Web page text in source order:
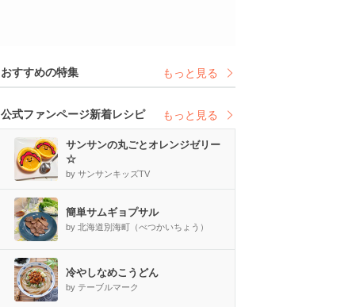
おすすめの特集 もっと見る
公式ファンページ新着レシピ もっと見る
サンサンの丸ごとオレンジゼリー
☆
by サンサンキッズTV
簡単サムギョプサル
by 北海道別海町（べつかいちょう）
冷やしなめこうどん
by テーブルマーク